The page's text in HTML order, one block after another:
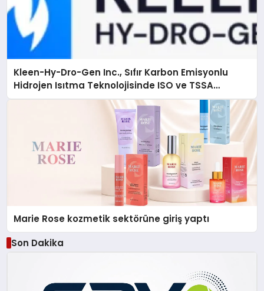
Kleen-Hy-Dro-Gen Inc., Sıfır Karbon Emisyonlu
Hidrojen Isıtma Teknolojisinde ISO ve TSSA
Düzenleyici Onaylarını Aldı
Marie Rose kozmetik sektörüne giriş yaptı
Son Dakika